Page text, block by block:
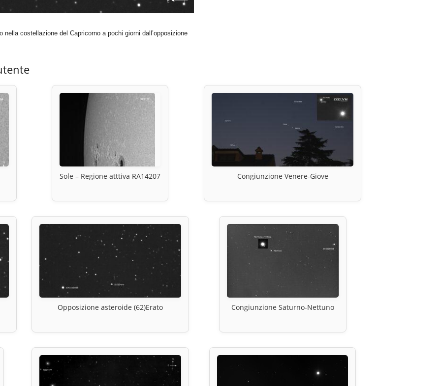
nella costellazione del Capricorno a pochi giorni dall’opposizione
Sole – Regione atttiva RA14207 Congiunzione Venere-Giove
Opposizione asteroide (62)Erato Congiunzione Saturno-Nettuno